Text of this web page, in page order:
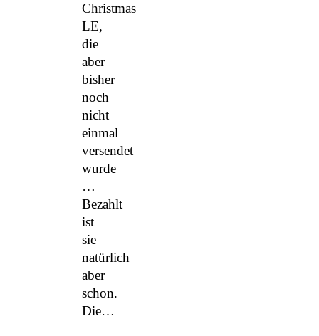
Christmas
LE,
die
aber
bisher
noch
nicht
einmal
versendet
wurde
…
Bezahlt
ist
sie
natürlich
aber
schon.
Die…